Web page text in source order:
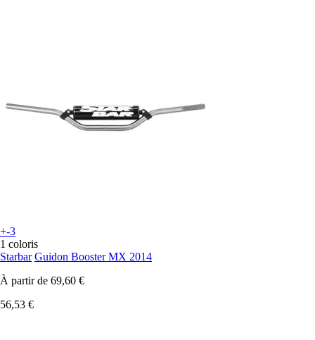
+-3
1 coloris
Starbar Guidon Booster MX 2014
À partir de 69,60 €
56,53 €